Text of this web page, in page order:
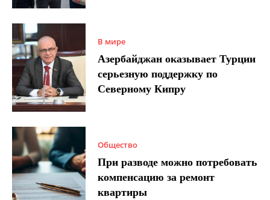
В мире
Азербайджан оказывает Турции
серьезную поддержку по
Северному Кипру
Общество
При разводе можно потребовать
компенсацию за ремонт
квартиры